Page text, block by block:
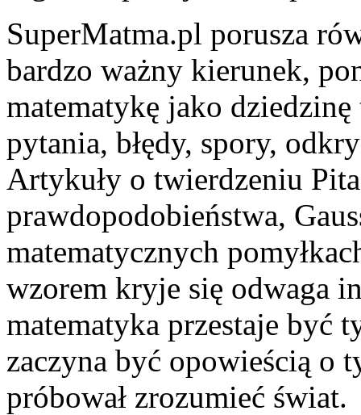
SuperMatma.pl porusza
bardzo ważny kierunek,
matematykę jako
pytania, błędy, spory,
Artykuły o twierdzeniu
prawdopodobieństwa,
matematycznych
wzorem kryje się odwaga
matematyka przestaje być
zaczyna być opowieścią o
próbował zrozumieć świat.